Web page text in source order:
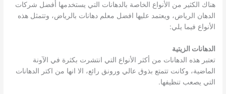
هناك الكثير من الأنواع الخاصة بالدهانات التي يستخدمها أفضل شركات
الدهان الرياض، ويعتمد عليها افضل معلم دهانات بالرياض، وتتمثل هذه
الأنواع فيما يلي:
الدهانات الزيتية
تعتبر هذه الدهانات من أكثر الأنواع التي انتشرت بكثرة في الآونة
الماضية، وكانت تتمتع بذوق عالي ورونق رائع، الا انها من اكتر الدهانات
التي يصعب تنظيفها.